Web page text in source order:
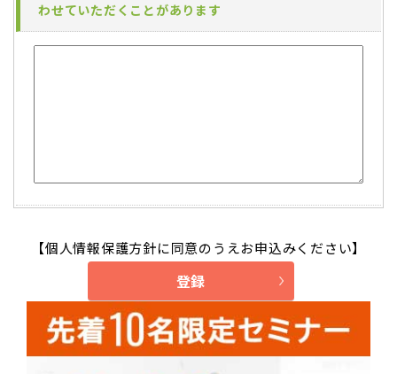
わせていただくことがあります
【個人情報保護方針に同意のうえお申込みください】